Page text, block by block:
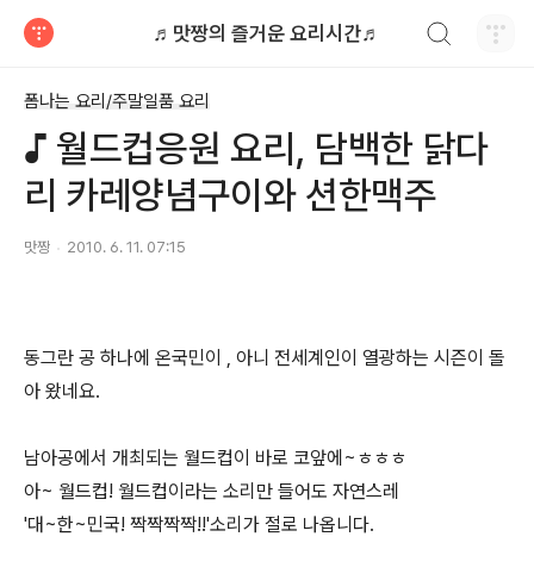
♬맛짱의 즐거운 요리시간♬
폼나는 요리/주말일품 요리
♪ 월드컵응원 요리, 담백한 닭다
리 카레양념구이와 션한맥주
맛짱 2010. 6. 11. 07:15
동그란 공 하나에 온국민이 , 아니 전세계인이 열광하는 시즌이 돌
아 왔네요.
남아공에서 개최되는 월드컵이 바로 코앞에~ㅎㅎㅎ
아~ 월드컵! 월드컵이라는 소리만 들어도 자연스레
'대~한~민국! 짝짝짝짝!!'소리가 절로 나옵니다.